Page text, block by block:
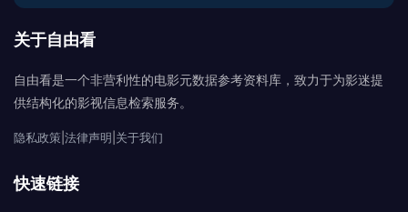
关于自由看
自由看是一个非营利性的电影元数据参考资料库，致力于为影迷提
供结构化的影视信息检索服务。
隐私政策 法律声明 关于我们
快速链接